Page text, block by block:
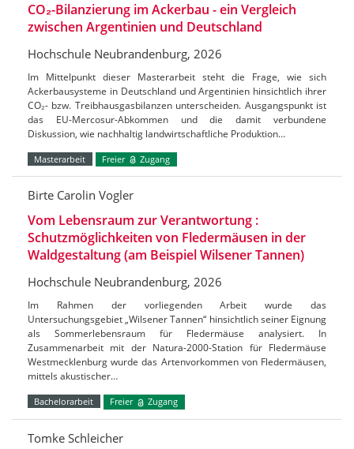
CO₂-Bilanzierung im Ackerbau - ein Vergleich
zwischen Argentinien und Deutschland
Hochschule Neubrandenburg, 2026
Im Mittelpunkt dieser Masterarbeit steht die Frage, wie sich
Ackerbausysteme in Deutschland und Argentinien hinsichtlich ihrer
CO₂- bzw. Treibhausgasbilanzen unterscheiden. Ausgangspunkt ist
das EU-Mercosur-Abkommen und die damit verbundene
Diskussion, wie nachhaltig landwirtschaftliche Produktion…
Masterarbeit Freier Zugang
Birte Carolin Vogler
Vom Lebensraum zur Verantwortung :
Schutzmöglichkeiten von Fledermäusen in der
Waldgestaltung (am Beispiel Wilsener Tannen)
Hochschule Neubrandenburg, 2026
Im Rahmen der vorliegenden Arbeit wurde das
Untersuchungsgebiet „Wilsener Tannen“ hinsichtlich seiner Eignung
als Sommerlebensraum für Fledermäuse analysiert. In
Zusammenarbeit mit der Natura-2000-Station für Fledermäuse
Westmecklenburg wurde das Artenvorkommen von Fledermäusen,
mittels akustischer…
Bachelorarbeit Freier Zugang
Tomke Schleicher